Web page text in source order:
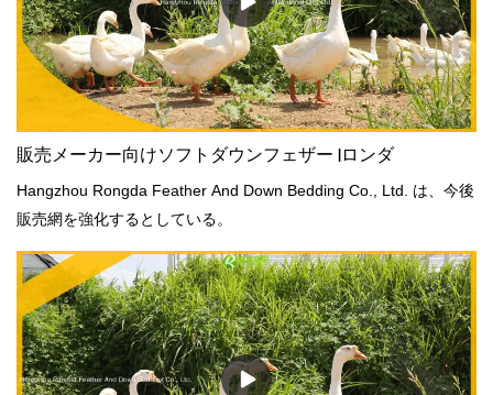
販売メーカー向けソフトダウンフェザー |ロンダ
Hangzhou Rongda Feather And Down Bedding Co., Ltd. は、今後
販売網を強化するとしている。